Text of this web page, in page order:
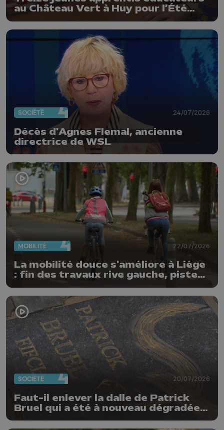
au Château Vert à Huy pour l’Été
SOCIÉTÉ 24/07/2026
Décès d'Agnes Flemal, ancienne
directrice de WSL
MOBILITÉ 22/07/2026
La mobilité douce s'améliore à Liège
: fin des travaux rive gauche, pistes
Guillemins...
SOCIÉTÉ 20/07/2026
Faut-il enlever la dalle de Patrick
Bruel qui a été à nouveau dégradée ?
"Nos ouvriers sont en vacances"